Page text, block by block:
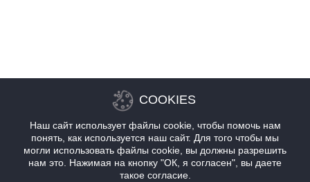
COOKIES
Наш сайт использует файлы cookie, чтобы помочь нам
понять, как используется наш сайт. Для того чтобы мы
могли использовать файлы cookie, вы должны разрешить
нам это. Нажимая на кнопку "ОК, я согласен", вы даете
такое согласие.